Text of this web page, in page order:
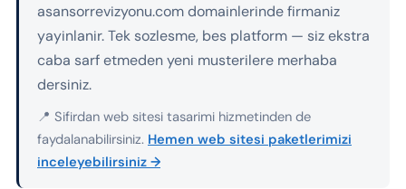
asansorrevizyonu.com domainlerinde firmaniz
yayinlanir. Tek sozlesme, bes platform — siz ekstra
caba sarf etmeden yeni musterilere merhaba
dersiniz.
📍 Sifirdan web sitesi tasarimi hizmetinden de
faydalanabilirsiniz. Hemen web sitesi paketlerimizi
inceleyebilirsiniz →